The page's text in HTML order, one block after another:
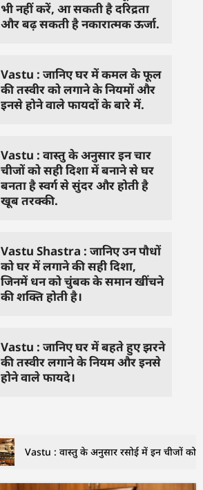
भी नहीं करें, आ सकती है दरिद्रता
और बढ़ सकती है नकारात्मक ऊर्जा.
Vastu : जानिए घर में कमल के फूल
की तस्वीर को लगाने के नियमों और
इनसे होने वाले फायदों के बारे में.
Vastu : वास्तु के अनुसार इन चार
चीजों को सही दिशा में बनाने से घर
बनता है स्वर्ग से सुंदर और होती है
खूब तरक्की.
Vastu Shastra : जानिए उन पौधों
को घर में लगाने की सही दिशा,
जिनमें धन को चुंबक के समान खींचने
की शक्ति होती है।
Vastu : जानिए घर में बहते हुए झरने
की तस्वीर लगाने के नियम और इनसे
होने वाले फायदे।
Vastu : वास्तु के अनुसार रसोई में इन चीजों को